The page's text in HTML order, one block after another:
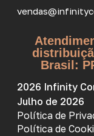
Brasil:
2026 Infinity
Julho de 2026
Política de
Política de